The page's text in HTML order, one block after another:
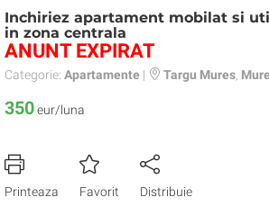
Inchiriez apartament mobilat si
in zona centrala
ANUNT EXPIRAT
Categorie: Apartamente | Targu Mures
350eur/luna
Printeaza Favorit Distribuie